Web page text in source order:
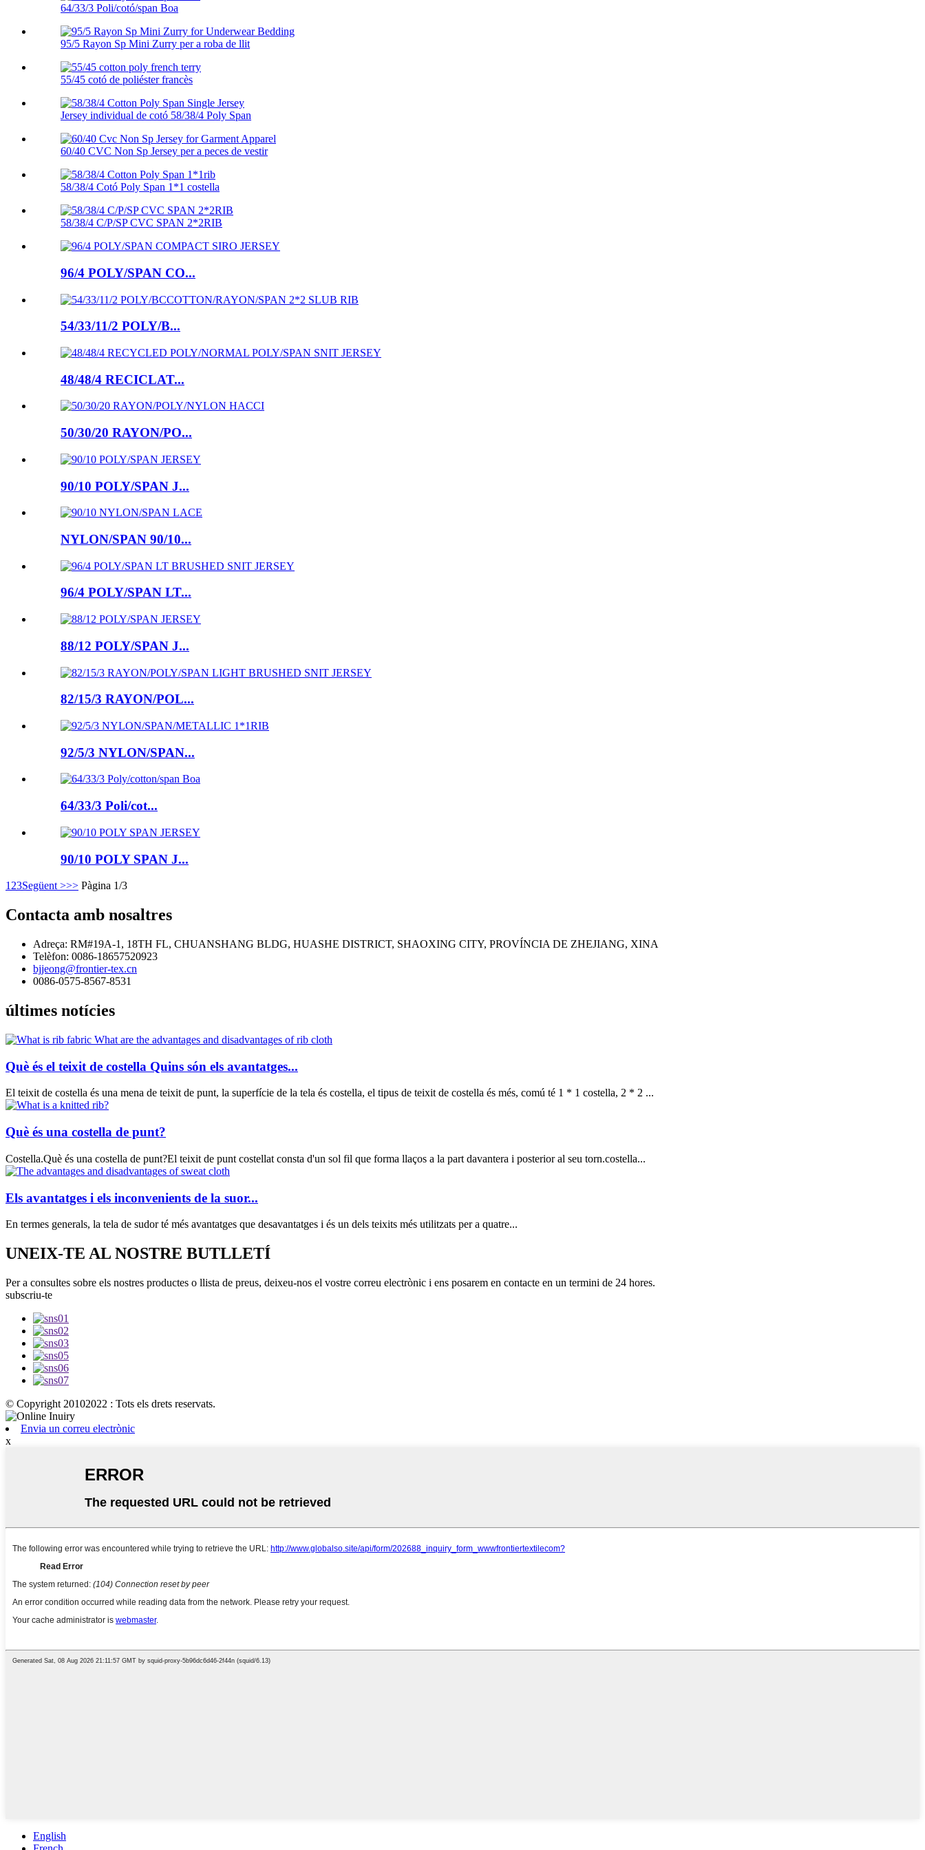
64/33/3 Poli/cotó/span Boa
95/5 Rayon Sp Mini Zurry per a roba de llit
55/45 cotó de poliéster francès
Jersey individual de cotó 58/38/4 Poly Span
60/40 CVC Non Sp Jersey per a peces de vestir
58/38/4 Cotó Poly Span 1*1 costella
58/38/4 C/P/SP CVC SPAN 2*2RIB
96/4 POLY/SPAN CO...
54/33/11/2 POLY/B...
48/48/4 RECICLAT...
50/30/20 RAYON/PO...
90/10 POLY/SPAN J...
NYLON/SPAN 90/10...
96/4 POLY/SPAN LT...
88/12 POLY/SPAN J...
82/15/3 RAYON/POL...
92/5/3 NYLON/SPAN...
64/33/3 Poli/cot...
90/10 POLY SPAN J...
1 23Següent >>> Pàgina 1/3
Contacta amb nosaltres
Adreça: RM#19A-1, 18TH FL, CHUANSHANG BLDG, HUASHE DISTRICT, SHAOXING CITY, PROVÍNCIA DE ZHEJIANG, XINA
Telèfon: 0086-18657520923
bjjeong@frontier-tex.cn
0086-0575-8567-8531
últimes notícies
Què és el teixit de costella Quins són els avantatges...
El teixit de costella és una mena de teixit de punt, la superfície de la tela és costella, el tipus de teixit de costella és més, comú té 1 * 1 costella, 2 * 2 ...
Què és una costella de punt?
Costella.Què és una costella de punt?El teixit de punt costellat consta d'un sol fil que forma llaços a la part davantera i posterior al seu torn.costella...
Els avantatges i els inconvenients de la suor...
En termes generals, la tela de sudor té més avantatges que desavantatges i és un dels teixits més utilitzats per a quatre...
UNEIX-TE AL NOSTRE BUTLLETÍ
Per a consultes sobre els nostres productes o llista de preus, deixeu-nos el vostre correu electrònic i ens posarem en contacte en un termini de 24 hores.
subscriu-te
© Copyright 20102022 : Tots els drets reservats.
Envia un correu electrònic
x
English